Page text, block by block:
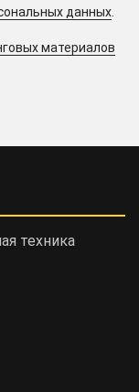
данных
материалов
техника